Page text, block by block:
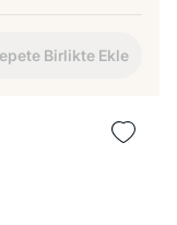
Birlikte Ekle